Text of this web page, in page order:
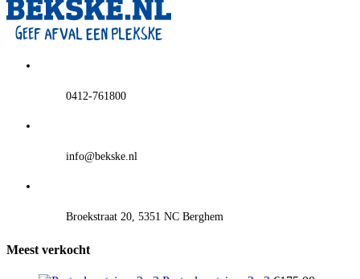
0412-761800
info@bekske.nl
Broekstraat 20, 5351 NC Berghem
Meest verkocht